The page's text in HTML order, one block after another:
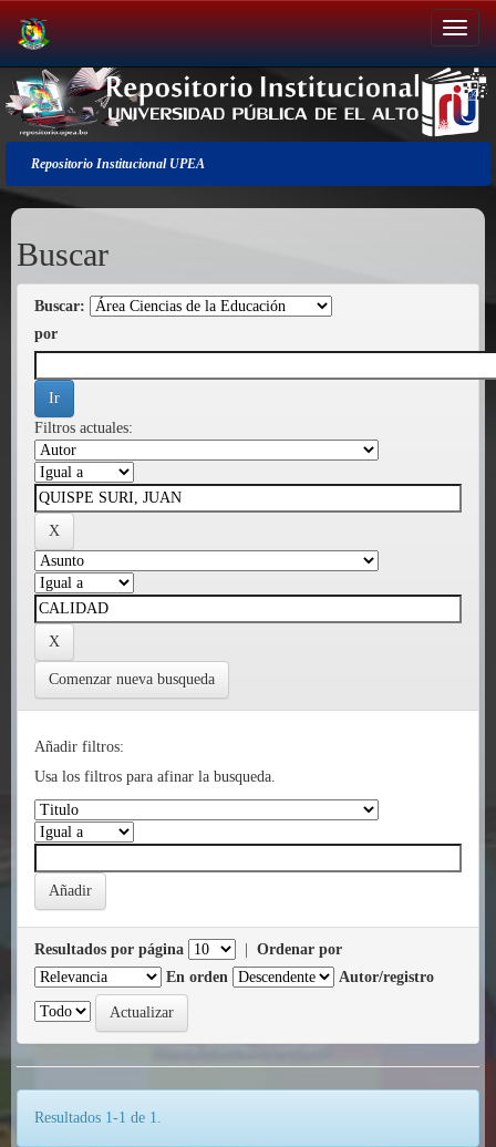
Salir
de
la
navegación
Repositorio Institucional UPEA
Buscar
Buscar:
por
Filtros actuales:
Comenzar nueva busqueda
Añadir filtros:
Usa los filtros para afinar la busqueda.
Resultados por página
Ordenar por
En orden
Autor/registro
Resultados 1-1 de 1.